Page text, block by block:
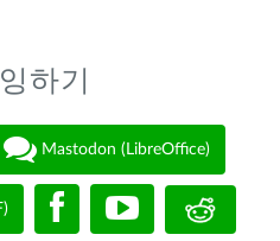
하기
Mastodon (LibreOffice)